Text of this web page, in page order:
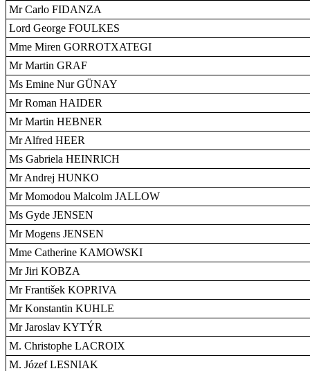
Mr Carlo FIDANZA
Lord George FOULKES
Mme Miren GORROTXATEGI
Mr Martin GRAF
Ms Emine Nur GÜNAY
Mr Roman HAIDER
Mr Martin HEBNER
Mr Alfred HEER
Ms Gabriela HEINRICH
Mr Andrej HUNKO
Mr Momodou Malcolm JALLOW
Ms Gyde JENSEN
Mr Mogens JENSEN
Mme Catherine KAMOWSKI
Mr Jiri KOBZA
Mr František KOPRIVA
Mr Konstantin KUHLE
Mr Jaroslav KYTÝR
M. Christophe LACROIX
M. Józef LESNIAK